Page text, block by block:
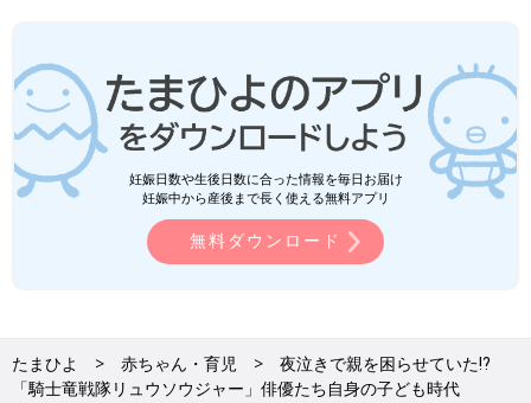
妊娠日数や生後日数に合った情報を毎日お届け
妊娠中から産後まで長く使える無料アプリ
無料ダウンロード
たまひよ 赤ちゃん・育児
夜泣きで親を困らせていた⁉
「騎士竜戦隊リュウソウジャー」俳優たち自身の子ども時代